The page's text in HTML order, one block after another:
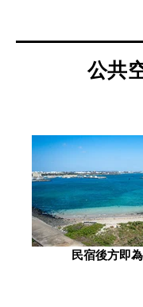
公共
民宿後方即